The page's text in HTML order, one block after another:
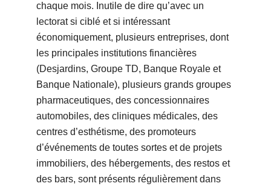
chaque mois. Inutile de dire qu’avec un
lectorat si ciblé et si intéressant
économiquement, plusieurs entreprises, dont
les principales institutions financières
(Desjardins, Groupe TD, Banque Royale et
Banque Nationale), plusieurs grands groupes
pharmaceutiques, des concessionnaires
automobiles, des cliniques médicales, des
centres d’esthétisme, des promoteurs
d’événements de toutes sortes et de projets
immobiliers, des hébergements, des restos et
des bars, sont présents régulièrement dans